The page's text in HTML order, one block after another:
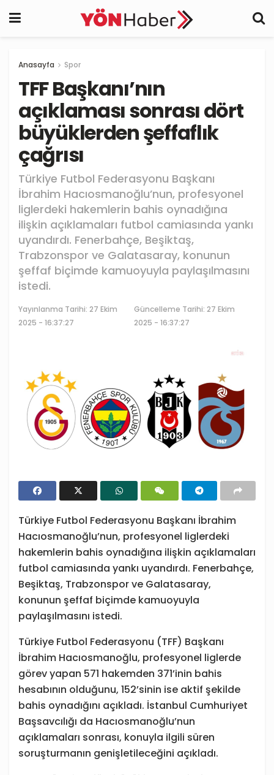
Anasayfa Spor
TFF Başkanı’nın
açıklaması sonrası dört
büyüklerden şeffaflık
çağrısı
Türkiye Futbol Federasyonu Başkanı
İbrahim Hacıosmanoğlu’nun, profesyonel
liglerdeki hakemlerin bahis oynadığına
ilişkin açıklamaları futbol camiasında yankı
uyandırdı. Fenerbahçe, Beşiktaş,
Trabzonspor ve Galatasaray, konunun
şeffaf biçimde kamuoyuyla paylaşılmasını
istedi.
Yayınlanma Tarihi: 27 Ekim
2025 - 16:37:27
Güncelleme Tarihi: 27 Ekim
2025 - 16:37:27
Türkiye Futbol Federasyonu Başkanı İbrahim
Hacıosmanoğlu’nun, profesyonel liglerdeki
hakemlerin bahis oynadığına ilişkin açıklamaları
futbol camiasında yankı uyandırdı. Fenerbahçe,
Beşiktaş, Trabzonspor ve Galatasaray,
konunun şeffaf biçimde kamuoyuyla
paylaşılmasını istedi.
Türkiye Futbol Federasyonu (TFF) Başkanı
İbrahim Hacıosmanoğlu, profesyonel liglerde
görev yapan 571 hakemden 371’inin bahis
hesabının olduğunu, 152’sinin ise aktif şekilde
bahis oynadığını açıkladı. İstanbul Cumhuriyet
Başsavcılığı da Hacıosmanoğlu’nun
açıklamaları sonrası, konuyla ilgili süren
soruşturmanın genişletileceğini açıkladı.